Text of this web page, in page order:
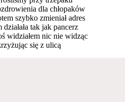
dla chłopaków
szybko zmieniał adres
tak jak pancerz
widziałem nic nie widząc
się z ulicą